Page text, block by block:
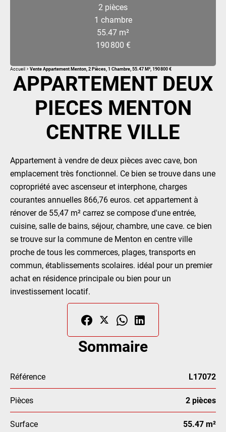
2 pièces
1 chambre
55.47 m²
190 800 €
Accueil Vente Appartement Menton, 2 Pièces, 1 Chambre, 55.47 M², 190 800 €
APPARTEMENT DEUX
PIECES MENTON
CENTRE VILLE
Appartement à vendre de deux pièces avec cave, bon
emplacement très fonctionnel. Ce bien se trouve dans une
copropriété avec ascenseur et interphone, charges
courantes annuelles 866,76 euros. cet appartement à
rénover de 55,47 m² carrez se compose d'une entrée,
cuisine, salle de bains, séjour, chambre, une cave. ce bien
se trouve sur la commune de Menton en centre ville
proche de tous les commerces, plages, transports en
commun, établissements scolaires. idéal pour un premier
achat en résidence principale ou bien pour un
investissement locatif.
Sommaire
Référence L17072
Pièces 2 pièces
Surface 55.47 m²